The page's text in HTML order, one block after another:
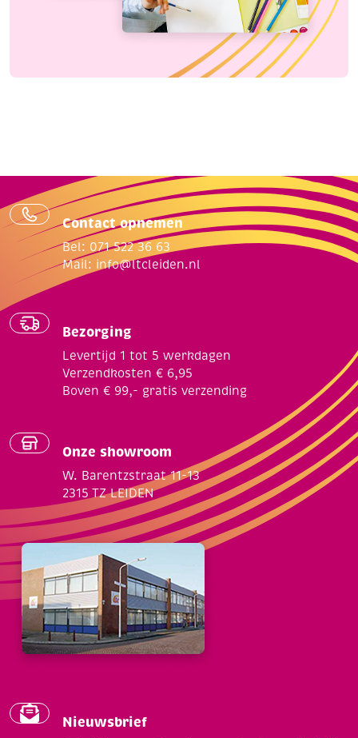
Contact opnemen
Bel: 071 522 36 63
Mail: info@ltcleiden.nl
Bezorging
Levertijd 1 tot 5 werkdagen
Verzendkosten € 6,95
Boven € 99,- gratis verzending
Onze showroom
W. Barentzstraat 11-13
2315 TZ LEIDEN
Nieuwsbrief